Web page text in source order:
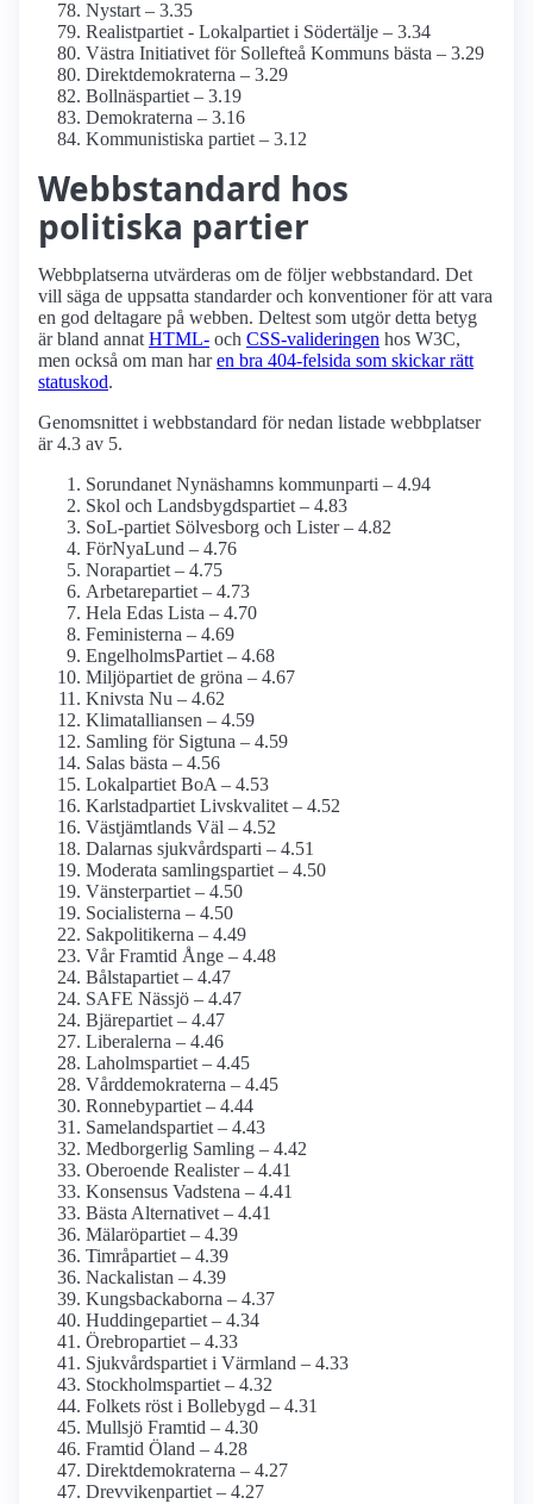
Nystart – 3.35
Realistpartiet - Lokalpartiet i Södertälje – 3.34
Västra Initiativet för Sollefteå Kommuns bästa – 3.29
Direktdemokraterna – 3.29
Bollnäspartiet – 3.19
Demokraterna – 3.16
Kommunistiska partiet – 3.12
Webbstandard hos
politiska partier
Webbplatserna utvärderas om de följer webbstandard. Det
vill säga de uppsatta standarder och konventioner för att vara
en god deltagare på webben. Deltest som utgör detta betyg
är bland annat HTML- och CSS-valideringen hos W3C,
men också om man haren bra 404-felsida som skickar rätt
statuskod.
Genomsnittet i webbstandard för nedan listade webbplatser
är 4.3 av 5.
Sorundanet Nynäshamns kommunparti – 4.94
Skol och Landsbygdspartiet – 4.83
SoL-partiet Sölvesborg och Lister – 4.82
FörNyaLund – 4.76
Norapartiet – 4.75
Arbetarepartiet – 4.73
Hela Edas Lista – 4.70
Feministerna – 4.69
EngelholmsPartiet – 4.68
Miljöpartiet de gröna – 4.67
Knivsta Nu – 4.62
Klimatalliansen – 4.59
Samling för Sigtuna – 4.59
Salas bästa – 4.56
Lokalpartiet BoA – 4.53
Karlstadpartiet Livskvalitet – 4.52
Västjämtlands Väl – 4.52
Dalarnas sjukvårdsparti – 4.51
Moderata samlingspartiet – 4.50
Vänsterpartiet – 4.50
Socialisterna – 4.50
Sakpolitikerna – 4.49
Vår Framtid Ånge – 4.48
Bålstapartiet – 4.47
SAFE Nässjö – 4.47
Bjärepartiet – 4.47
Liberalerna – 4.46
Laholmspartiet – 4.45
Vårddemokraterna – 4.45
Ronnebypartiet – 4.44
Samelandspartiet – 4.43
Medborgerlig Samling – 4.42
Oberoende Realister – 4.41
Konsensus Vadstena – 4.41
Bästa Alternativet – 4.41
Mälaröpartiet – 4.39
Timråpartiet – 4.39
Nackalistan – 4.39
Kungsbackaborna – 4.37
Huddingepartiet – 4.34
Örebropartiet – 4.33
Sjukvårdspartiet i Värmland – 4.33
Stockholmspartiet – 4.32
Folkets röst i Bollebygd – 4.31
Mullsjö Framtid – 4.30
Framtid Öland – 4.28
Direktdemokraterna – 4.27
Drevvikenpartiet – 4.27